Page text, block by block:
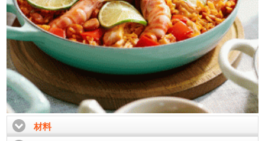
材料click to expand contents